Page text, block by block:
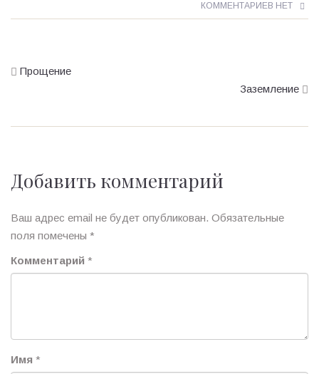
КОММЕНТАРИЕВ НЕТ
Прощение
Заземление
Добавить комментарий
Ваш адрес email не будет опубликован. Обязательные
поля помечены *
Комментарий *
Имя *